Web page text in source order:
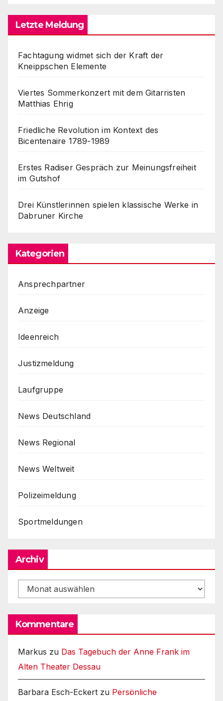
Letzte Meldung
Fachtagung widmet sich der Kraft der
Kneippschen Elemente
Viertes Sommerkonzert mit dem Gitarristen
Matthias Ehrig
Friedliche Revolution im Kontext des
Bicentenaire 1789-1989
Erstes Radiser Gespräch zur Meinungsfreiheit
im Gutshof
Drei Künstlerinnen spielen klassische Werke in
Dabruner Kirche
Kategorien
Ansprechpartner
Anzeige
Ideenreich
Justizmeldung
Laufgruppe
News Deutschland
News Regional
News Weltweit
Polizeimeldung
Sportmeldungen
Archiv
Archiv
Kommentare
Markus zu Das Tagebuch der Anne Frank im
Alten Theater Dessau
Barbara Esch-Eckert zu Persönliche